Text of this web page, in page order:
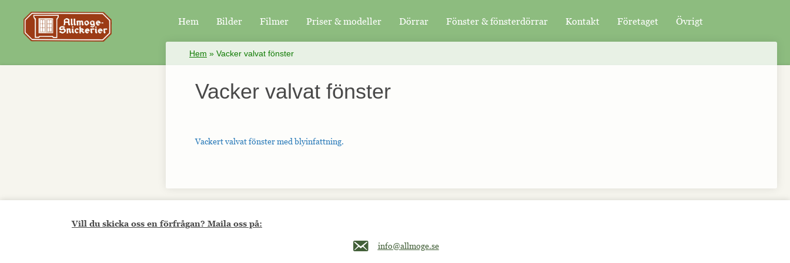
Hem Bilder Filmer Priser & modeller Dörrar Fönster & fönsterdörrar Kontakt Företaget Övrigt
Hem » Vacker valvat fönster
Vacker valvat fönster
Vackert valvat fönster med blyinfattning.
Vill du skicka oss en förfrågan? Maila oss på:
Maila oss på info@allmoge.se
info@allmoge.se